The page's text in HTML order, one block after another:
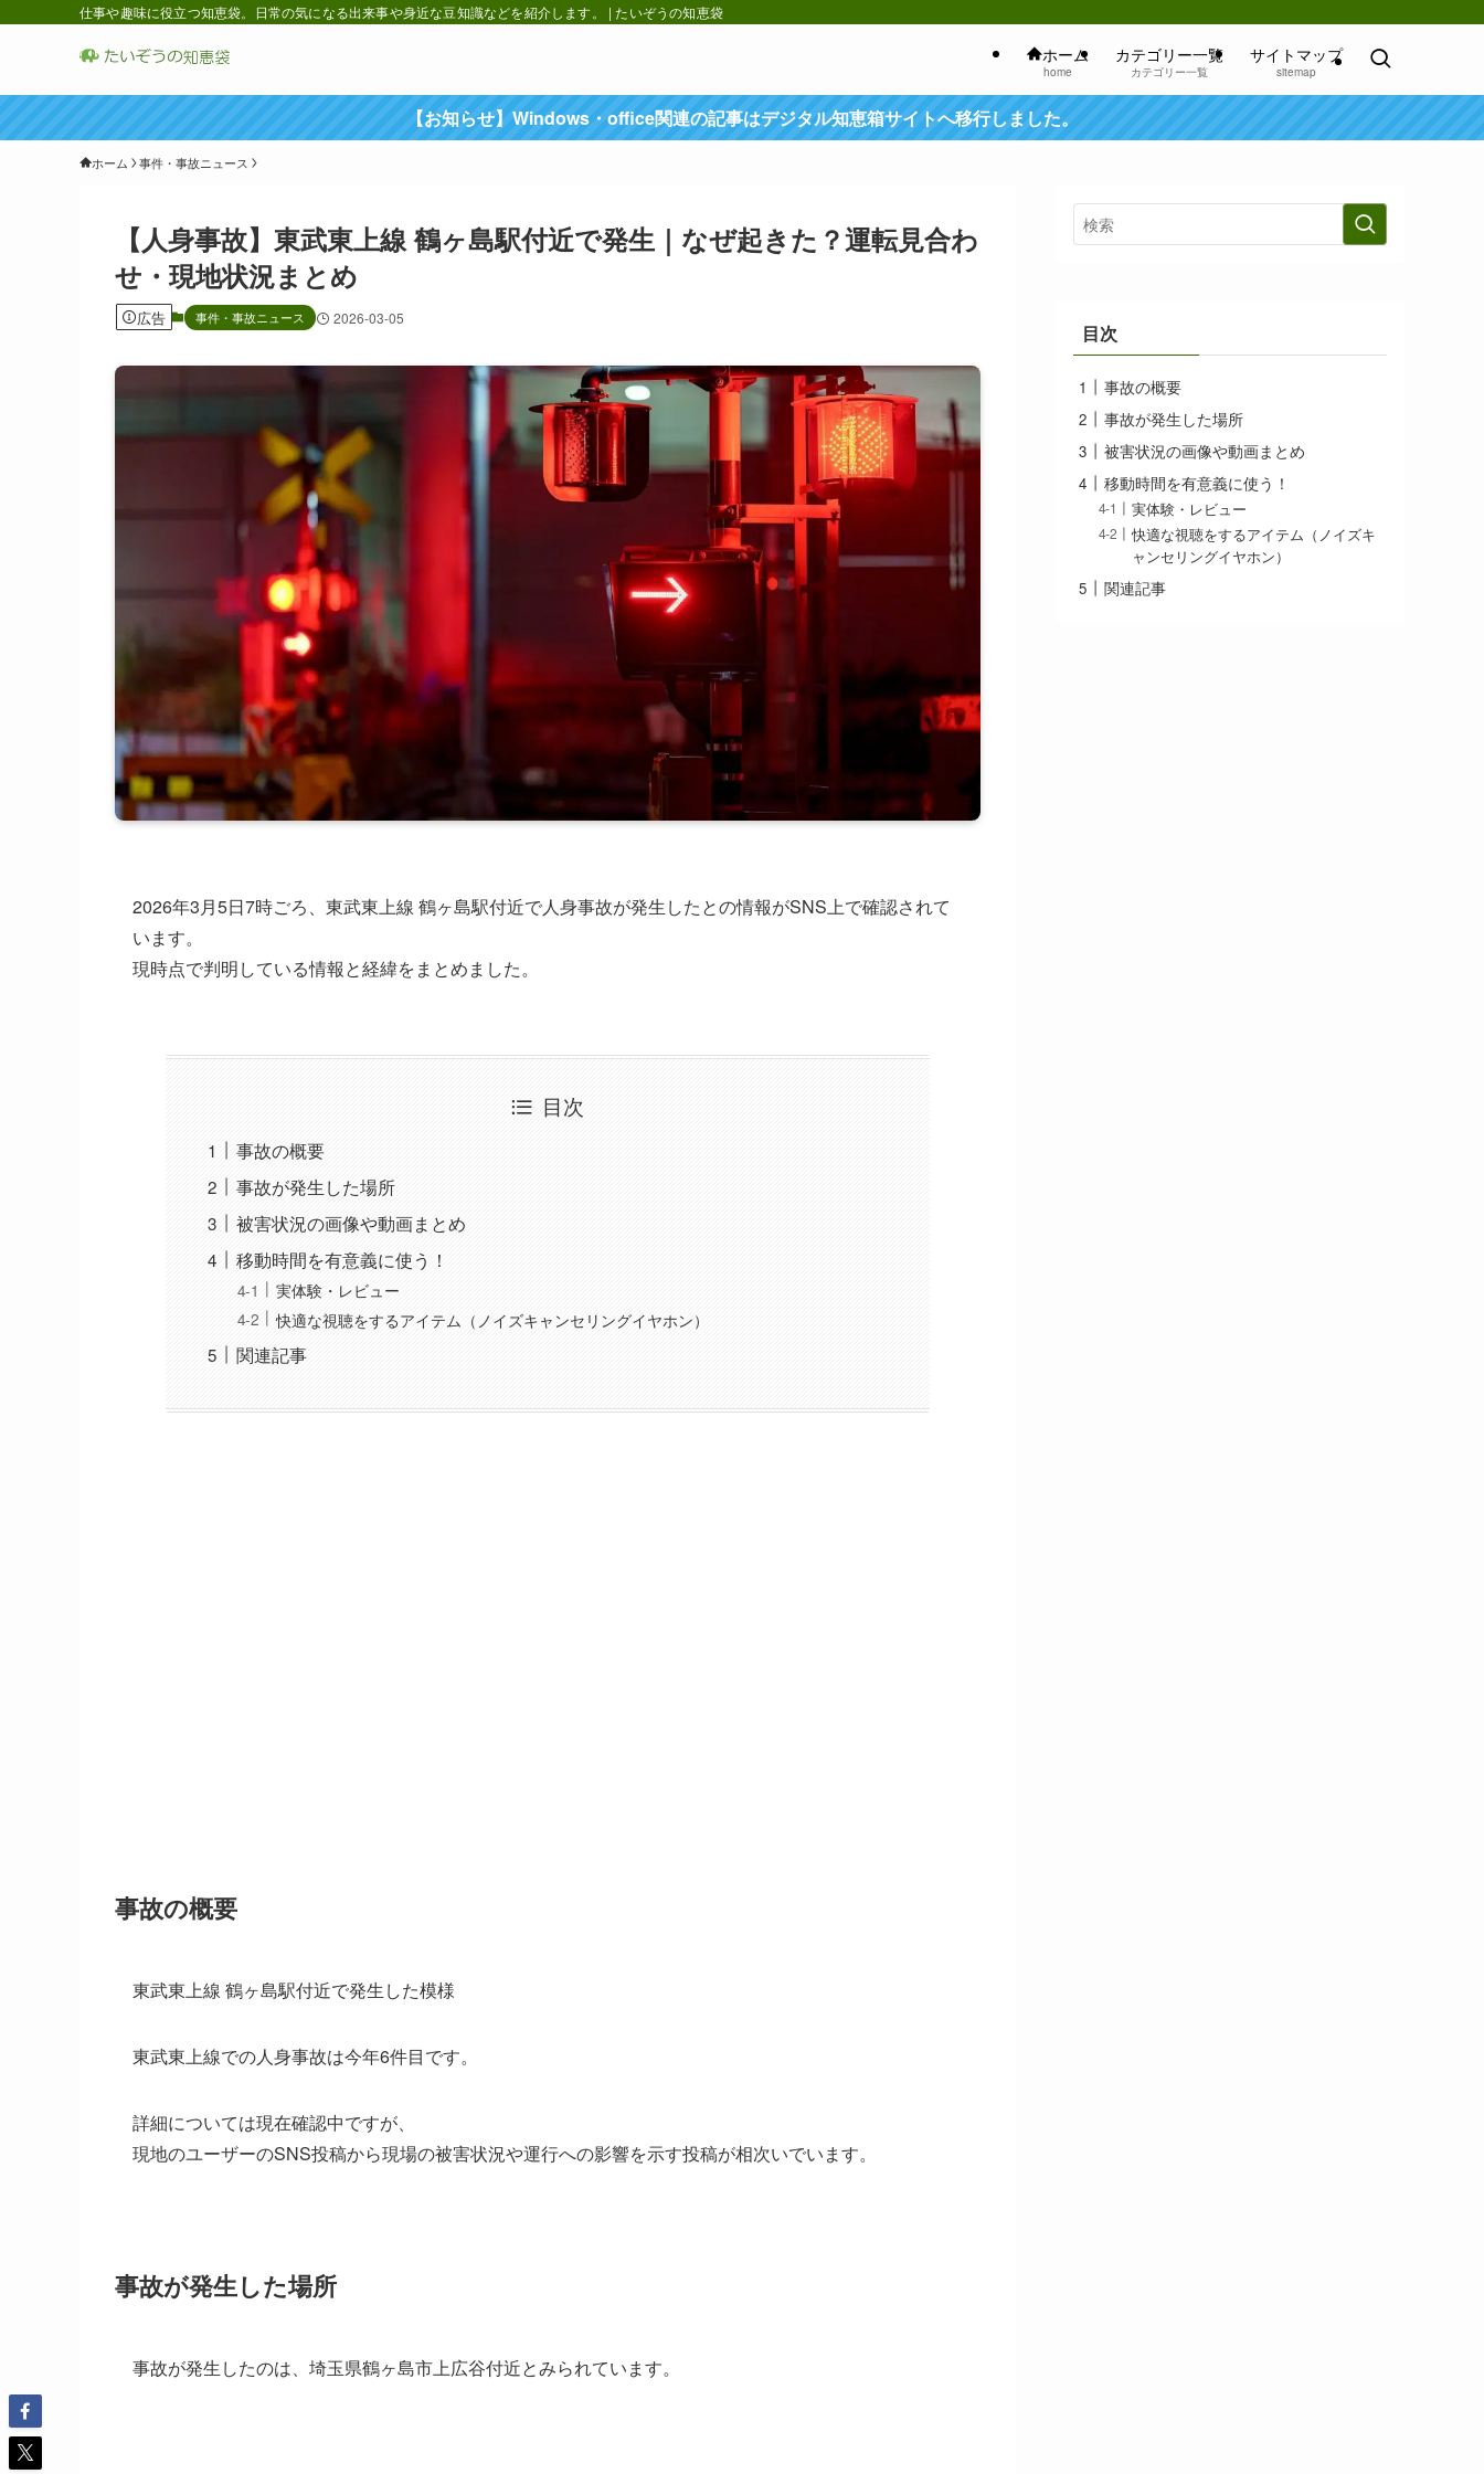
仕事や趣味に役立つ知恵袋。日常の気になる出来事や身近な豆知識などを紹介します。 | たいぞうの知恵袋
ホーム
home
カテゴリー一覧
カテゴリー一覧
サイトマップ
sitemap
【お知らせ】Windows・office関連の記事はデジタル知恵箱サイトへ移行しました。
ホーム 事件・事故ニュース
【人身事故】東武東上線 鶴ヶ島駅付近で発生｜なぜ起きた？運転見合わ
せ・現地状況まとめ
広告 事件・事故ニュース 2026-03-05
2026年3月5日7時ごろ、東武東上線 鶴ヶ島駅付近で人身事故が発生したとの情報がSNS上で確認されて
います。
現時点で判明している情報と経緯をまとめました。
目次
事故の概要
事故が発生した場所
被害状況の画像や動画まとめ
移動時間を有意義に使う！
実体験・レビュー
快適な視聴をするアイテム（ノイズキャンセリングイヤホン）
関連記事
事故の概要
東武東上線 鶴ヶ島駅付近で発生した模様
東武東上線での人身事故は今年6件目です。
詳細については現在確認中ですが、
現地のユーザーのSNS投稿から現場の被害状況や運行への影響を示す投稿が相次いでいます。
事故が発生した場所
事故が発生したのは、埼玉県鶴ヶ島市上広谷付近とみられています。
目次
事故の概要
事故が発生した場所
被害状況の画像や動画まとめ
移動時間を有意義に使う！
実体験・レビュー
快適な視聴をするアイテム（ノイズキ
ャンセリングイヤホン）
関連記事